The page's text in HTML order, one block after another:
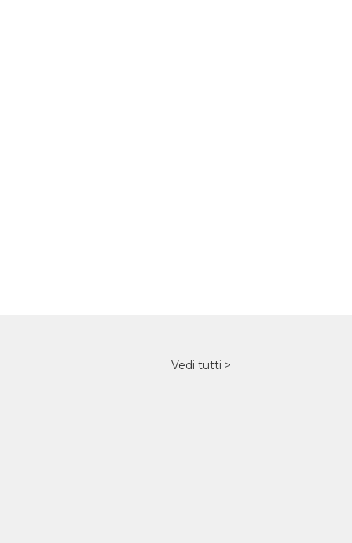
Vedi tutti